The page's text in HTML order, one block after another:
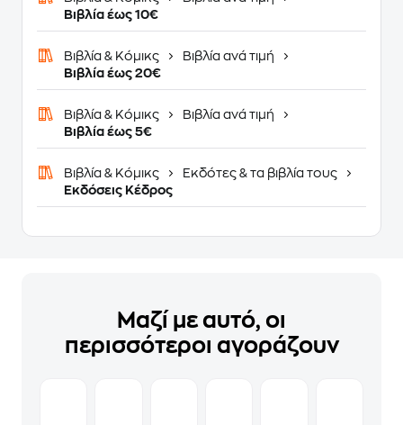
Βιβλία έως 10€
Βιβλία & Κόμικς
Βιβλία ανά τιμή
Βιβλία έως 20€
Βιβλία & Κόμικς
Βιβλία ανά τιμή
Βιβλία έως 5€
Βιβλία & Κόμικς
Εκδότες & τα βιβλία τους
Εκδόσεις Κέδρος
Μαζί με αυτό, οι
περισσότεροι αγοράζουν